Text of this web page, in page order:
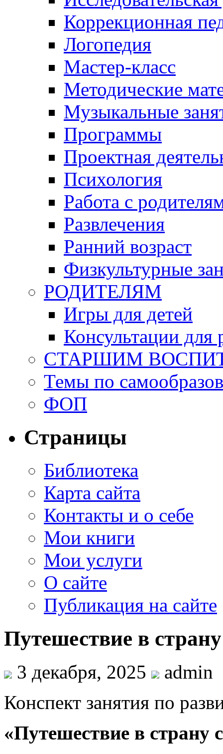
Коррекционная
Логопедия
Мастер-класс
Методические
Музыкальные
Программы
Проектная
Психология
Работа с
Развлечения
Ранний возраст
Физкультурные
РОДИТЕЛЯМ
Игры для детей
Консультации для
СТАРШИМ
Темы по
ФОП
Страницы
Библиотека
Карта сайта
Контакты и о себе
Мои книги
Мои услуги
О сайте
Публикация на сайте
Путешествие в
3 декабря, 2025
admin
Конспект занятия по
«Путешествие в страну